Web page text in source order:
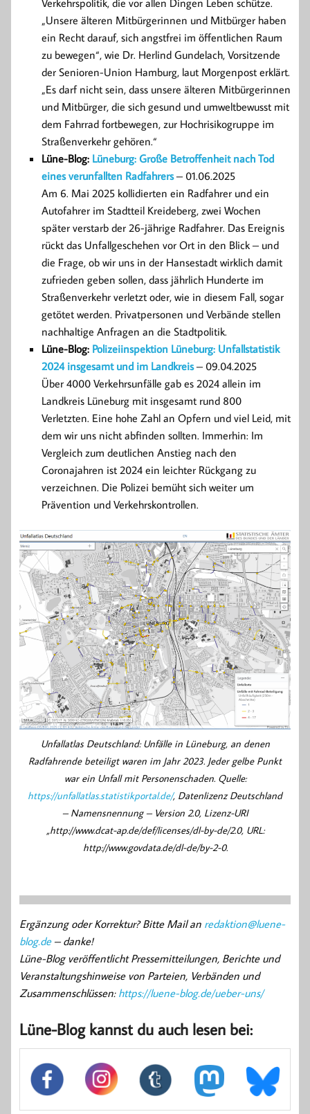
„Unsere älteren Mitbürgerinnen und Mitbürger haben
ein Recht darauf, sich angstfrei im öffentlichen Raum
zu bewegen“, wie Dr. Herlind Gundelach, Vorsitzende
der Senioren-Union Hamburg, laut Morgenpost erklärt.
„Es darf nicht sein, dass unsere älteren Mitbürgerinnen
und Mitbürger, die sich gesund und umweltbewusst mit
dem Fahrrad fortbewegen, zur Hochrisikogruppe im
Straßenverkehr gehören.“
Lüne-Blog: Lüneburg: Große Betroffenheit nach Tod
eines verunfallten Radfahrers– 01.06.2025
Am 6. Mai 2025 kollidierten ein Radfahrer und ein
Autofahrer im Stadtteil Kreideberg, zwei Wochen
später verstarb der 26-jährige Radfahrer. Das Ereignis
rückt das Unfallgeschehen vor Ort in den Blick – und
die Frage, ob wir uns in der Hansestadt wirklich damit
zufrieden geben sollen, dass jährlich Hunderte im
Straßenverkehr verletzt oder, wie in diesem Fall, sogar
getötet werden. Privatpersonen und Verbände stellen
nachhaltige Anfragen an die Stadtpolitik.
Lüne-Blog: Polizeiinspektion Lüneburg: Unfallstatistik
2024 insgesamt und im Landkreis– 09.04.2025
Über 4000 Verkehrsunfälle gab es 2024 allein im
Landkreis Lüneburg mit insgesamt rund 800
Verletzten. Eine hohe Zahl an Opfern und viel Leid, mit
dem wir uns nicht abfinden sollten. Immerhin: Im
Vergleich zum deutlichen Anstieg nach den
Coronajahren ist 2024 ein leichter Rückgang zu
verzeichnen. Die Polizei bemüht sich weiter um
Prävention und Verkehrskontrollen.
Unfallatlas Deutschland: Unfälle in Lüneburg, an denen
Radfahrende beteiligt waren im Jahr 2023. Jeder gelbe Punkt
war ein Unfall mit Personenschaden. Quelle:
https://unfallatlas.statistikportal.de/, Datenlizenz Deutschland
– Namensnennung – Version 2.0, Lizenz-URI
„http://www.dcat-ap.de/def/licenses/dl-by-de/2.0, URL:
http://www.govdata.de/dl-de/by-2-0.
Ergänzung oder Korrektur? Bitte Mail an redaktion@luene-
blog.de– danke!
Lüne-Blog veröffentlicht Pressemitteilungen, Berichte und
Veranstaltungshinweise von Parteien, Verbänden und
Zusammenschlüssen: https://luene-blog.de/ueber-uns/
Lüne-Blog kannst du auch lesen bei: